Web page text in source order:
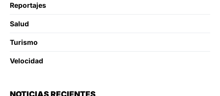
Reportajes
Salud
Turismo
Velocidad
NOTICIAS RECIENTES